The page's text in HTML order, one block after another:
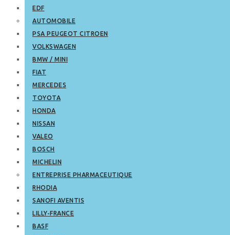
EDF
AUTOMOBILE
PSA PEUGEOT CITROEN
VOLKSWAGEN
BMW / MINI
FIAT
MERCEDES
TOYOTA
HONDA
NISSAN
VALEO
BOSCH
MICHELIN
ENTREPRISE PHARMACEUTIQUE
RHODIA
SANOFI AVENTIS
LILLY-FRANCE
BASF